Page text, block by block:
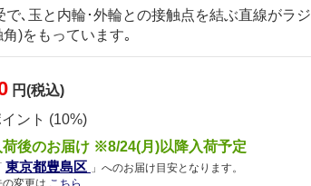
､玉と内輪･外輪との接触点を結ぶ直線がラジ
)をもっています｡
円(税込)
ント (10%)
荷後のお届け ※8/24(月)以降入荷予定
東京都豊島区 」へのお届け目安となります。
の変更は こちら